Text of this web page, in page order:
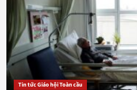
Tin tức Giáo hội Toàn cầu